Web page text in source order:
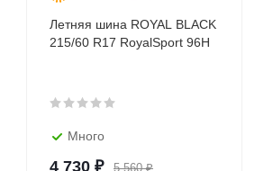
Летняя шина ROYAL BLACK
215/60 R17 RoyalSport 96H
Много
4 730 ₽ 5 560₽